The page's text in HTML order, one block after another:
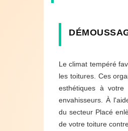
Le climat tempéré
les toitures. Ces
esthétiques à
envahisseurs. À
du secteur Placé
de votre toiture